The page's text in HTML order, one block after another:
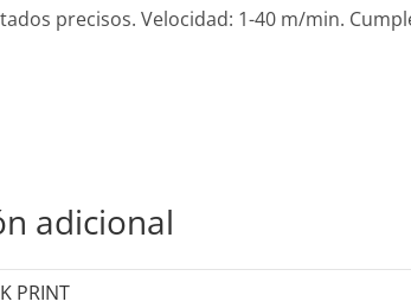
precisos. Velocidad: 1-40 m/min.
adicional
PRINT